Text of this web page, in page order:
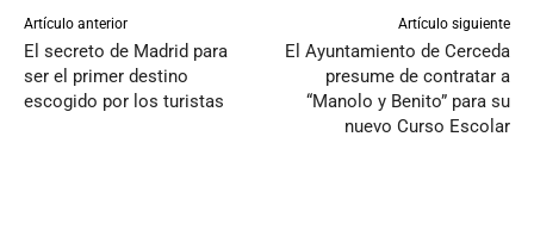
Artículo anterior
El secreto de Madrid para
ser el primer destino
escogido por los turistas
Artículo siguiente
El Ayuntamiento de Cerceda
presume de contratar a
“Manolo y Benito” para su
nuevo Curso Escolar